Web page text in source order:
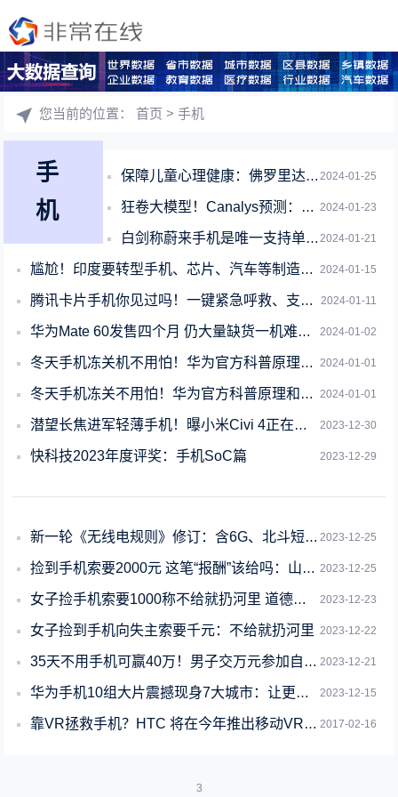
您当前的位置：首页 > 手机
手
机
2024-01-25
保障儿童心理健康：佛罗里达州将禁止16岁以下用户使用社交软件
2024-01-23
狂卷大模型！Canalys预测：2027年AI手机市场份额将达45%
2024-01-21
白剑称蔚来手机是唯一支持单手截屏手机被群嘲：露怯了 请大家尽情批评
2024-01-15
尴尬！印度要转型手机、芯片、汽车等制造业：年轻人宁愿种田不愿去打工
2024-01-11
腾讯卡片手机你见过吗！一键紧急呼救、支持微信支付
2024-01-02
华为Mate 60发售四个月 仍大量缺货一机难求！
2024-01-01
冬天手机冻关机不用怕！华为官方科普原理和解决办法
2024-01-01
冬天手机冻关不用怕！华为官方科普原理和解决办法
2023-12-30
潜望长焦进军轻薄手机！曝小米Civi 4正在测试潜望镜头
2023-12-29
快科技2023年度评奖：手机SoC篇
2023-12-25
新一轮《无线电规则》修订：含6G、北斗短报文、手机直连卫星等
2023-12-25
捡到手机索要2000元 这笔“报酬”该给吗：山东高法科普
2023-12-23
女子捡手机索要1000称不给就扔河里 道德问题难强求：律师释疑
2023-12-22
女子捡到手机向失主索要千元：不给就扔河里
2023-12-21
35天不用手机可赢40万！男子交万元参加自律挑战 揉眼淘汰
2023-12-15
华为手机10组大片震撼现身7大城市：让更多人看见、感受、传递影像力量
2017-02-16
靠VR拯救手机？HTC 将在今年推出移动VR产品
3